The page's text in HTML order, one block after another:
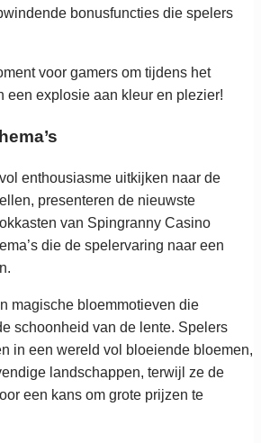
bonusfuncties die spelers
voor gamers om tijdens het
een explosie aan kleur en plezier!
enthousiasme uitkijken naar de
presenteren de nieuwste
van Spingranny Casino
die de spelervaring naar een
magische bloemmotieven die
schoonheid van de lente. Spelers
in een wereld vol bloeiende bloemen,
landschappen, terwijl ze de
een kans om grote prijzen te